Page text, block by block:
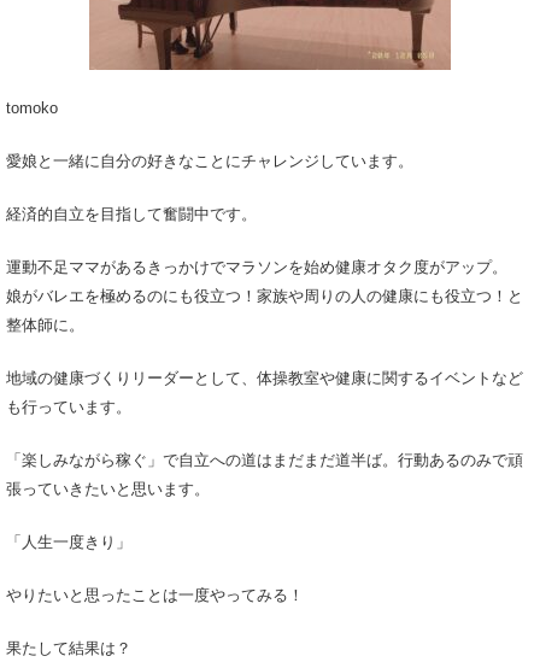
tomoko
愛娘と一緒に自分の好きなことにチャレンジしています。
経済的自立を目指して奮闘中です。
運動不足ママがあるきっかけでマラソンを始め健康オタク度がアップ。
娘がバレエを極めるのにも役立つ！家族や周りの人の健康にも役立つ！と
整体師に。
地域の健康づくりリーダーとして、体操教室や健康に関するイベントなど
も行っています。
「楽しみながら稼ぐ」で自立への道はまだまだ道半ば。行動あるのみで頑
張っていきたいと思います。
「人生一度きり」
やりたいと思ったことは一度やってみる！
果たして結果は？